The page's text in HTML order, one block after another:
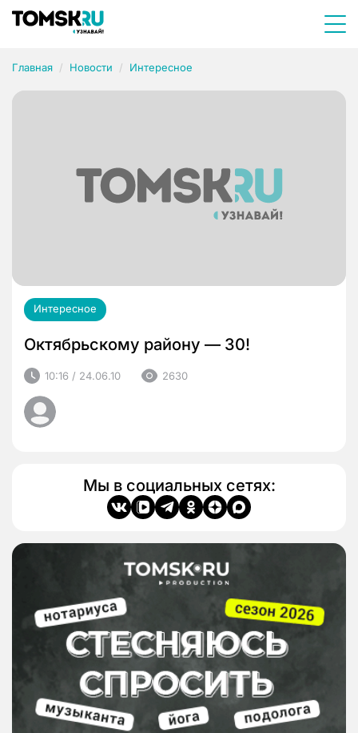
Главная Новости Интересное
Интересное
Октябрьскому району — 30!
10:16 / 24.06.10 2630
Мы в социальных сетях: